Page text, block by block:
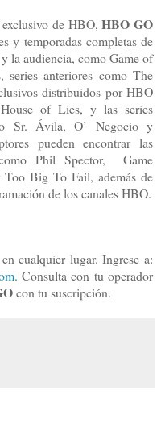
exclusivo de HBO,HBO GO
y temporadas completas de
la audiencia, como Game of
anteriores como The
distribuidos por HBO
of Lies, y las series
Sr. Ávila, O’ Negocio y
pueden encontrar las
Phil Spector, Game
Big To Fail, además de
de los canales HBO.
cualquier lugar.Ingrese a:
. Consulta con tu operador
con tu suscripción.